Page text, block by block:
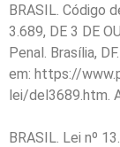
BRASIL. Código
3.689, DE 3 DE
Penal. Brasília,
em: https://
lei/del3689.htm.
BRASIL. Lei nº